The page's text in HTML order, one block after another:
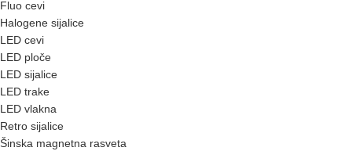
Fluo cevi
Halogene sijalice
LED cevi
LED ploče
LED sijalice
LED trake
LED vlakna
Retro sijalice
Šinska magnetna rasveta